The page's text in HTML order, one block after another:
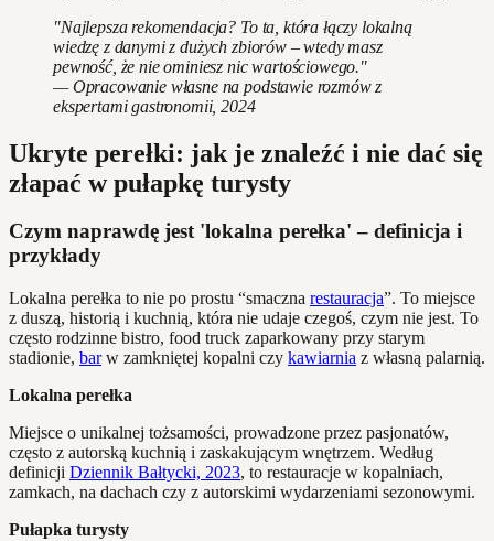
"Najlepsza rekomendacja? To ta, która łączy lokalną
wiedzę z danymi z dużych zbiorów – wtedy masz
pewność, że nie ominiesz nic wartościowego."
— Opracowanie własne na podstawie rozmów z
ekspertami gastronomii, 2024
Ukryte perełki: jak je znaleźć i nie dać się
złapać w pułapkę turysty
Czym naprawdę jest 'lokalna perełka' – definicja i
przykłady
Lokalna perełka to nie po prostu “smaczna restauracja”. To miejsce
z duszą, historią i kuchnią, która nie udaje czegoś, czym nie jest. To
często rodzinne bistro, food truck zaparkowany przy starym
stadionie, barw zamkniętej kopalni czy kawiarnia z własną palarnią.
Lokalna perełka
Miejsce o unikalnej tożsamości, prowadzone przez pasjonatów,
często z autorską kuchnią i zaskakującym wnętrzem. Według
definicji Dziennik Bałtycki, 2023, to restauracje w kopalniach,
zamkach, na dachach czy z autorskimi wydarzeniami sezonowymi.
Pułapka turysty